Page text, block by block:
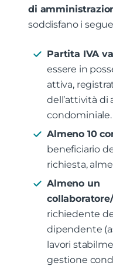
di
soddisfano i
Partita IVA
essere in
attiva,
dell’attività di
condominiale.
Almeno 10
beneficiario
richiesta,
Almeno un
richiedente
dipendente
lavori
gestione